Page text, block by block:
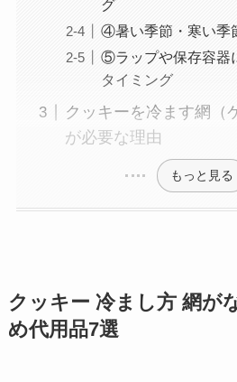
グ
④暑い季節・寒い季
⑤ラップや保存容器
タイミング
クッキーを冷ます網（
が必要な理由
もっと見る
クッキー 冷まし方 網が
め代用品7選